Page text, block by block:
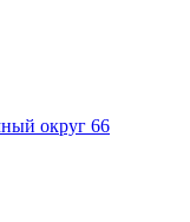
округ 66